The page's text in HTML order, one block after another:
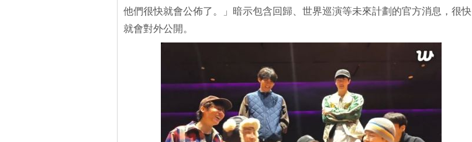
他們很快就會公佈了。」暗示包含回歸、世界巡演等未來計劃的官方消息，很快
就會對外公開。